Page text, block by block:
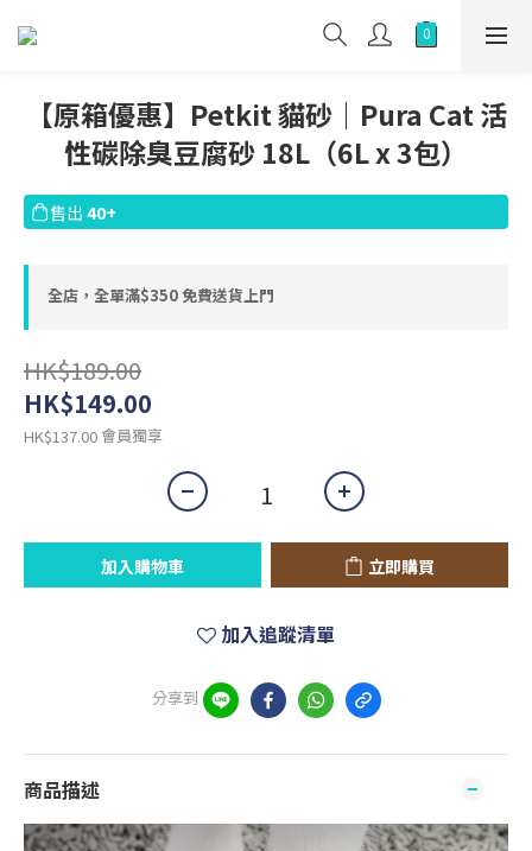
【原箱優惠】Petkit 貓砂｜Pura Cat 活
性碳除臭豆腐砂 18L（6L x 3包）
售出 40+
全店，全單滿$350 免費送貨上門
HK$189.00
HK$149.00
HK$137.00會員獨享
加入購物車 立即購買
加入追蹤清單
分享到
商品描述